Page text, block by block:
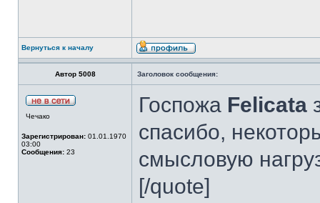
Вернуться к началу
Автор 5008 Заголовок сообщения:
Чечако
Зарегистрирован: 01.01.1970
03:00
Сообщения: 23
Госпожа Felicata
спасибо,
смысловую
[/quote]